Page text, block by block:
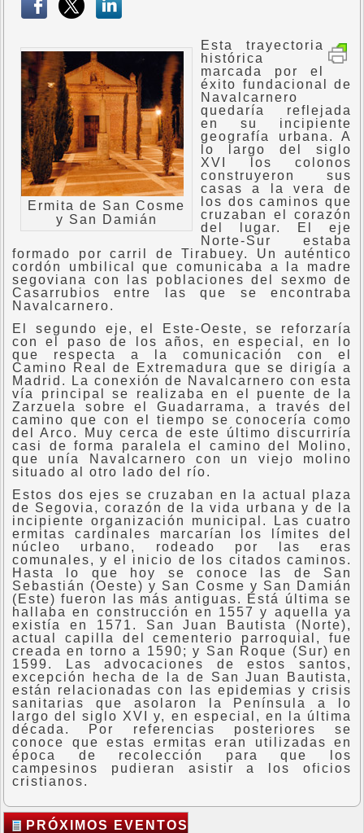
Ermita de San Cosme
y San Damián
Esta trayectoria
histórica
marcada por el
éxito fundacional de
Navalcarnero
quedaría reflejada
en su incipiente
geografía urbana. A
lo largo del siglo
XVI los colonos
construyeron sus
casas a la vera de
los dos caminos que
cruzaban el corazón
del lugar. El eje
Norte-Sur estaba
formado por carril de Tirabuey. Un auténtico
cordón umbilical que comunicaba a la madre
segoviana con las poblaciones del sexmo de
Casarrubios entre las que se encontraba
Navalcarnero.
El segundo eje, el Este-Oeste, se reforzaría
con el paso de los años, en especial, en lo
que respecta a la comunicación con el
Camino Real de Extremadura que se dirigía a
Madrid. La conexión de Navalcarnero con esta
vía principal se realizaba en el puente de la
Zarzuela sobre el Guadarrama, a través del
camino que con el tiempo se conocería como
del Arco. Muy cerca de este último discurriría
casi de forma paralela el camino del Molino,
que unía Navalcarnero con un viejo molino
situado al otro lado del río.
Estos dos ejes se cruzaban en la actual plaza
de Segovia, corazón de la vida urbana y de la
incipiente organización municipal. Las cuatro
ermitas cardinales marcarían los límites del
núcleo urbano, rodeado por las eras
comunales, y el inicio de los citados caminos.
Hasta lo que hoy se conoce las de San
Sebastián (Oeste) y San Cosme y San Damián
(Este) fueron las más antiguas. Está última se
hallaba en construcción en 1557 y aquella ya
existía en 1571. San Juan Bautista (Norte),
actual capilla del cementerio parroquial, fue
creada en torno a 1590; y San Roque (Sur) en
1599. Las advocaciones de estos santos,
excepción hecha de la de San Juan Bautista,
están relacionadas con las epidemias y crisis
sanitarias que asolaron la Península a lo
largo del siglo XVI y, en especial, en la última
década. Por referencias posteriores se
conoce que estas ermitas eran utilizadas en
época de recolección para que los
campesinos pudieran asistir a los oficios
cristianos.
PRÓXIMOS EVENTOS